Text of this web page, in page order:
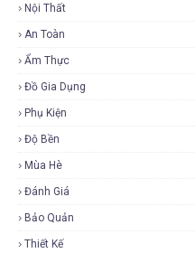
Nội Thất
An Toàn
Ẩm Thực
Đồ Gia Dụng
Phụ Kiện
Độ Bền
Mùa Hè
Đánh Giá
Bảo Quản
Thiết Kế